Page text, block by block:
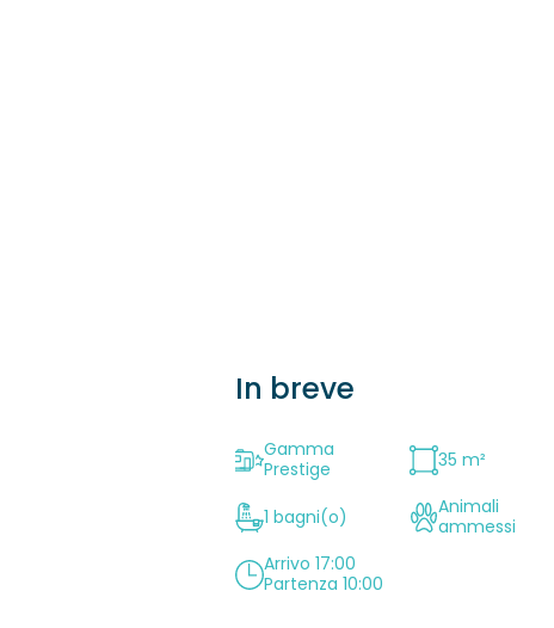
In breve
Gamma
Prestige
35 m²
1 bagni(o)
Animali
ammessi
Arrivo 17:00
Partenza 10:00